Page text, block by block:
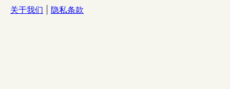
关于我们 隐私条款